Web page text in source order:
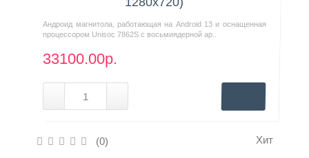
Андроид магнитола, работающая на Android 13 и оснащенная
процессором Unisoc 7862S с восьмиядерной ар..
33100.00р.
(0) Хит